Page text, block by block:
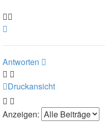

Antworten
Druckansicht
Anzeigen: